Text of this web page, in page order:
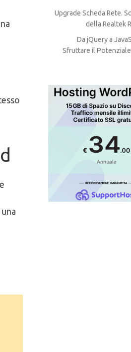
Upgrade Scheda Rete.
della Realtek
Da jQuery a
Sfruttare il